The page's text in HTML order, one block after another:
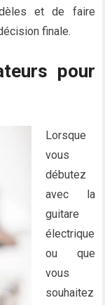
et de faire
finale.
pour
Lorsque
vous
débutez
avec la
guitare
électrique
ou que
vous
souhaitez